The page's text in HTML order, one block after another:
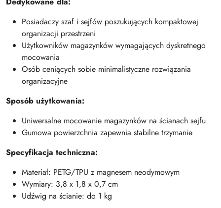
Posiadaczy szaf i sejfów poszukujących kompaktowej
organizacji przestrzeni
Użytkowników magazynków wymagających dyskretnego
mocowania
Osób ceniących sobie minimalistyczne rozwiązania
organizacyjne
Sposób użytkowania:
Uniwersalne mocowanie magazynków na ścianach sejfu
Gumowa powierzchnia zapewnia stabilne trzymanie
Specyfikacja techniczna:
Materiał: PETG/TPU z magnesem neodymowym
Wymiary: 3,8 x 1,8 x 0,7 cm
Udźwig na ścianie: do 1 kg